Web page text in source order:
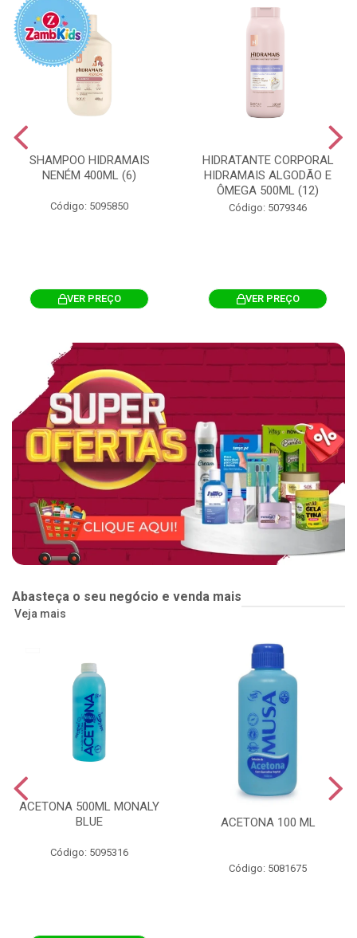
SHAMPOO HIDRAMAIS
NENÉM 400ML (6)
Código: 5095850
VER PREÇO
HIDRATANTE CORPORAL
HIDRAMAIS ALGODÃO E
ÔMEGA 500ML (12)
Código: 5079346
VER PREÇO
Abasteça o seu negócio e venda mais
Veja mais
ACETONA 500ML MONALY
BLUE
Código: 5095316
ACETONA 100 ML
Código: 5081675